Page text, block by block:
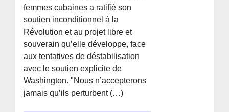
femmes cubaines a ratifié son
soutien inconditionnel à la
Révolution et au projet libre et
souverain qu’elle développe, face
aux tentatives de déstabilisation
avec le soutien explicite de
Washington. "Nous n’accepterons
jamais qu’ils perturbent (…)